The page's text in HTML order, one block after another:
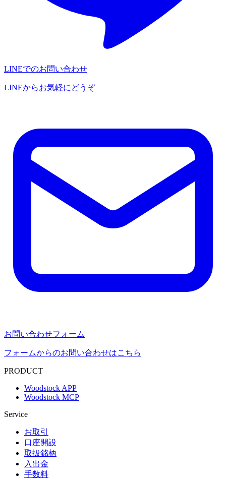
LINEでのお問い合わせ
LINEからお気軽にどうぞ
お問い合わせフォーム
フォームからのお問い合わせはこちら
PRODUCT
Woodstock APP
Woodstock MCP
Service
お取引
口座開設
取扱銘柄
入出金
手数料